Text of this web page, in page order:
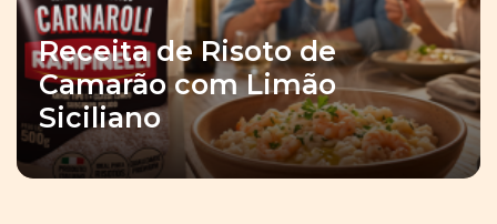
Receita de Risoto de
Camarão com Limão
Siciliano